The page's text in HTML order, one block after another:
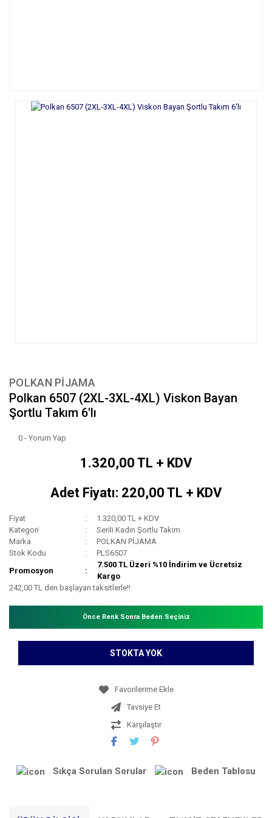
POLKAN PİJAMA
Polkan 6507 (2XL-3XL-4XL) Viskon Bayan
Şortlu Takım 6'lı
0 - Yorum Yap
1.320,00 TL + KDV
Adet Fiyatı: 220,00 TL + KDV
Fiyat
1.320,00 TL + KDV
Kategori
Serili Kadın Şortlu Takım
Marka
POLKAN PİJAMA
Stok Kodu
PLS6507
Promosyon
7.500 TL Üzeri %10 İndirim ve Ücretsiz
Kargo
242,00 TL den başlayan taksitlerle!!
Önce Renk Sonra Beden Seçiniz
STOKTA YOK
Tavsiye Et
Karşılaştır
Sıkça Sorulan Sorular Beden Tablosu